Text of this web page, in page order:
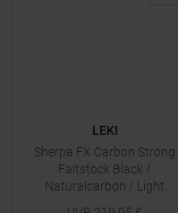
LEKI
Sherpa FX Carbon Strong
Faltstock Black /
Naturalcarbon / Light